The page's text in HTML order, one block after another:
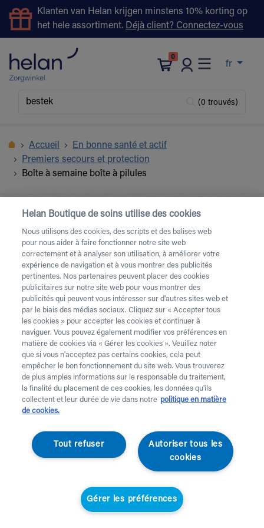
Klanten van Helan krijgen minstens 10% korting op
het hele assortiment. Déjà client? Connectez-vous
0
fr
(0 trouvés)
Accueil
En bonne santé et actif
Premiers secours et protection
Boîte à semaine boîte à pilules
Boîte à semaine boîte
à pilules
Helan Boutique de soins utilise des cookies
Nous utilisons des cookies, des scripts et des balises web
pour nous aider à faire fonctionner notre site web
correctement et à analyser son utilisation, à améliorer votre
expérience de navigation et à vous montrer des publicités
pertinentes. Nos partenaires peuvent placer des cookies
publicitaires sur notre site web pour vous montrer des
publicités qui peuvent vous intéresser sur d'autres sites web et
par le biais des médias sociaux. Cliquez sur « Accepter tous
les cookies » pour accepter les cookies et continuer à
naviguer. Vous pouvez également modifier vos préférences en
matière de cookies via « Gérer les cookies ». Veuillez noter
que si vous n'acceptez pas certains cookies, cela peut
empêcher le bon fonctionnement du site web. Vous trouverez
de plus amples informations sur le responsable du traitement,
la finalité du placement de ces cookies, les données qu'ils
collectent et leur durée de vie dans notre politique en matière
de cookies.
Autoriser tous les
cookies
Tout refuser
Gérer les préférences